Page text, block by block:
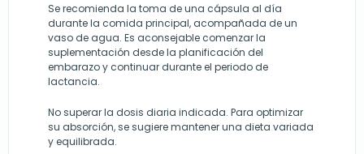
Se recomienda la toma de una cápsula al día
durante la comida principal, acompañada de un
vaso de agua. Es aconsejable comenzar la
suplementación desde la planificación del
embarazo y continuar durante el periodo de
lactancia.
No superar la dosis diaria indicada. Para optimizar
su absorción, se sugiere mantener una dieta variada
y equilibrada.